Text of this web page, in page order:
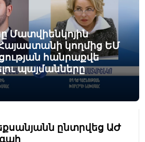
Մատվիենկոյին
Հայաստանի կողմից ԵՄ
հանրաքվե
պայմանները
ընտրվեց ԱԺ